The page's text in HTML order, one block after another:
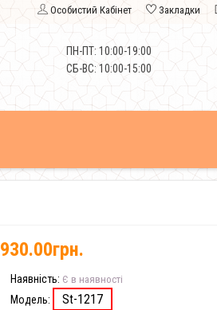
Особистий Кабінет Закладки
ПН-ПТ: 10:00-19:00
СБ-ВС: 10:00-15:00
930.00грн.
Наявність: Є в наявності
Модель: St-1217